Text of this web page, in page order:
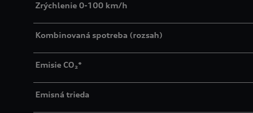
Zrýchlenie 0-100 km/h
Kombinovaná spotreba (rozsah)
Emisie CO₂*
Emisná trieda